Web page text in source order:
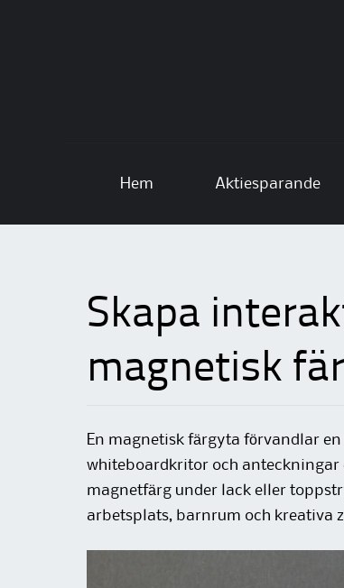
Hem Aktiesparande
Skapa
magnetisk
En magnetisk färgyta förvandlar
whiteboardkritor och anteckningar
magnetfärg under lack eller
arbetsplats, barnrum och kreativa